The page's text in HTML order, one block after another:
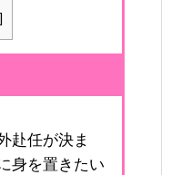
]
赴任が決ま
身を置きたい